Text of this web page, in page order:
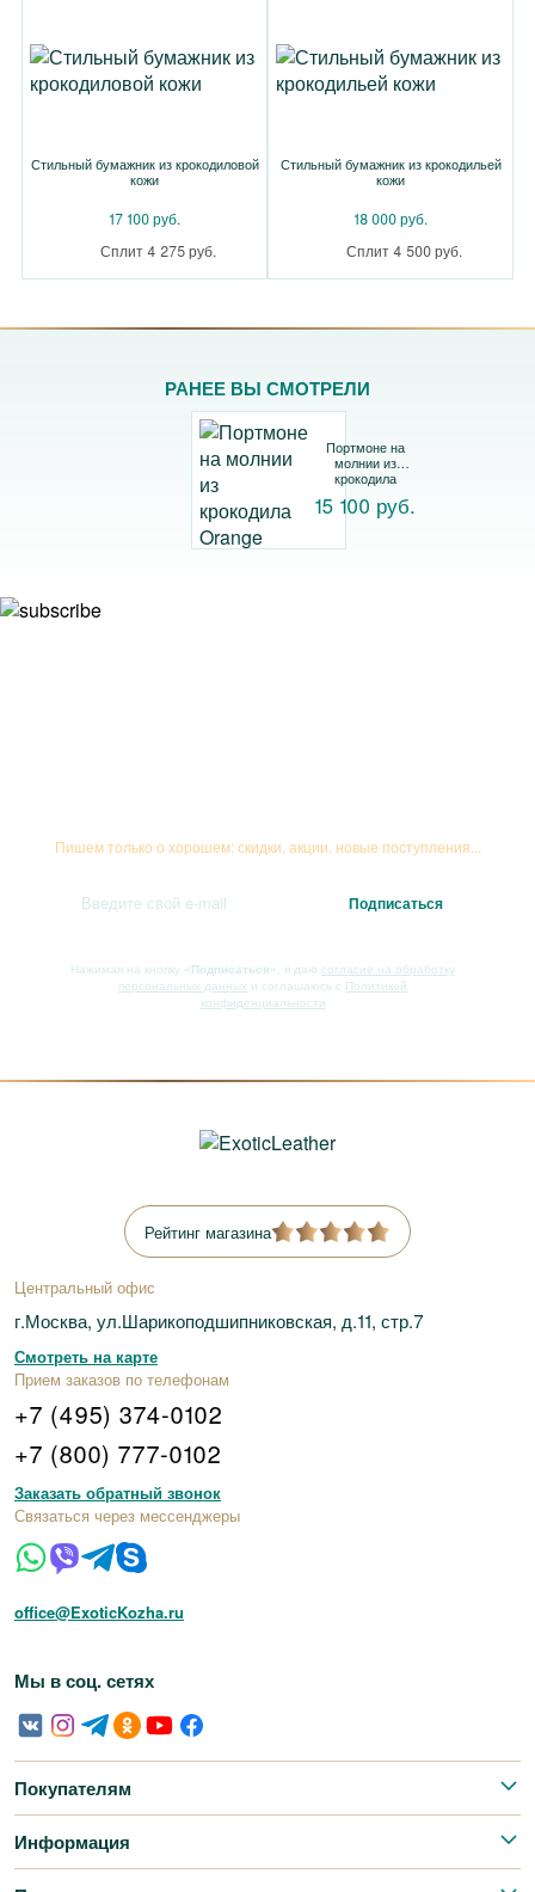
Стильный бумажник из крокодиловой
кожи
17 100 руб.
Сплит 4 275 руб.
Стильный бумажник из крокодильей
кожи
18 000 руб.
Сплит 4 500 руб.
РАНЕЕ ВЫ СМОТРЕЛИ
Портмоне на
молнии из
крокодила
Orange
15 100 руб.
Пишем только о хорошем: скидки, акции, новые поступления...
Нажимая на кнопку «Подписаться» , я даю согласие на обработку
персональных данных и соглашаюсь с Политикой
конфиденциальности
Рейтинг магазина
Центральный офис
г.Москва, ул.Шарикоподшипниковская, д.11, стр.7
Смотреть на карте
Прием заказов по телефонам
+7 (495) 374-0102
+7 (800) 777-0102
Заказать обратный звонок
Связаться через мессенджеры
office@ExoticKozha.ru
Мы в соц. сетях
Покупателям
Информация